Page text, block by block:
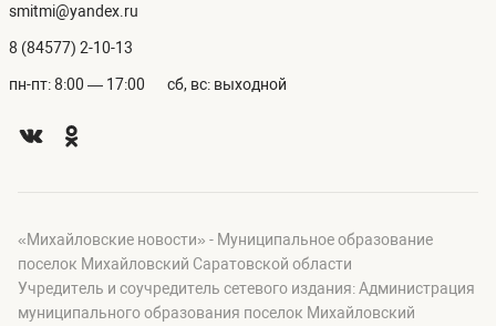
smitmi@yandex.ru
8 (84577) 2-10-13
пн-пт: 8:00 — 17:00 сб, вс: выходной
«Михайловские новости» - Муниципальное образование
поселок Михайловский Саратовской области
Учредитель и соучредитель сетевого издания: Администрация
муниципального образования поселок Михайловский